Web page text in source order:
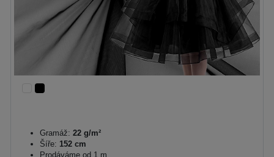
Gramáž: 22 g/m²
Šíře: 152 cm
Prodáváme od 1 m